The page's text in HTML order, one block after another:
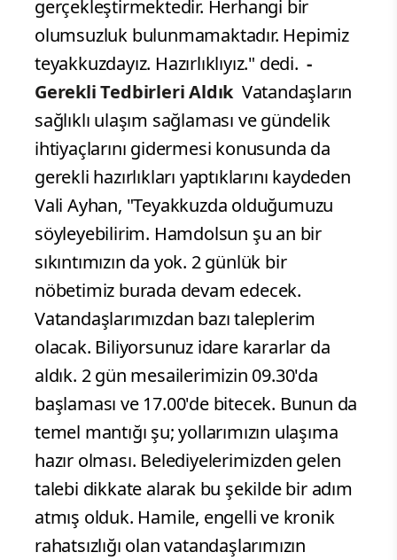
gerçekleştirmektedir. Herhangi bir
olumsuzluk bulunmamaktadır. Hepimiz
teyakkuzdayız. Hazırlıklıyız." dedi. -
Gerekli Tedbirleri Aldık Vatandaşların
sağlıklı ulaşım sağlaması ve gündelik
ihtiyaçlarını gidermesi konusunda da
gerekli hazırlıkları yaptıklarını kaydeden
Vali Ayhan, "Teyakkuzda olduğumuzu
söyleyebilirim. Hamdolsun şu an bir
sıkıntımızın da yok. 2 günlük bir
nöbetimiz burada devam edecek.
Vatandaşlarımızdan bazı taleplerim
olacak. Biliyorsunuz idare kararlar da
aldık. 2 gün mesailerimizin 09.30'da
başlaması ve 17.00'de bitecek. Bunun da
temel mantığı şu; yollarımızın ulaşıma
hazır olması. Belediyelerimizden gelen
talebi dikkate alarak bu şekilde bir adım
atmış olduk. Hamile, engelli ve kronik
rahatsızlığı olan vatandaşlarımızın